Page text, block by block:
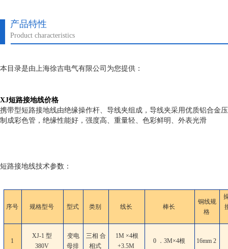
产品特性
Product characteristics
本目录是由上海徐吉电气有限公司为您提供：
XJ短路接地线价格
携带型短路接地线由绝缘操作杆、导线夹组成，导线夹采用优质铝合金
制成彩色管，绝缘性能好，强度高、重量轻、色彩鲜明、外表光滑
短路接地线技术参数：
序号 规格型号 型式 类别 线长 棒长
铜线规
格
1
XJ-1 型
380V
变电
母排
三相 合
相式
1M ×4根
+3.5M
0 ．3M×4根 16mm 2